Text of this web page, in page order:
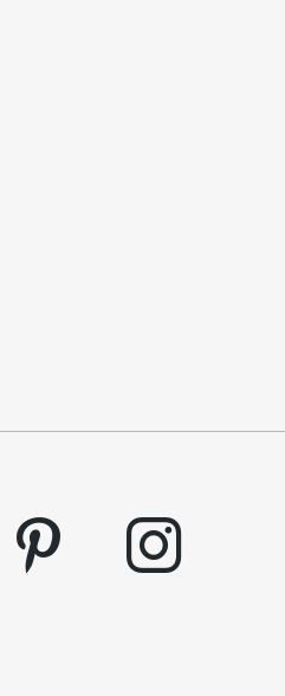
pinterest instagram